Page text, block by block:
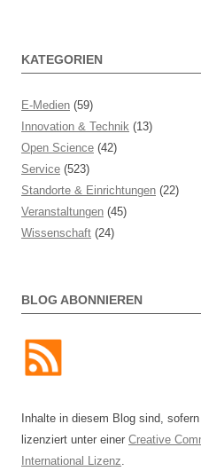
KATEGORIEN
E-Medien (59)
Innovation & Technik (13)
Open Science (42)
Service (523)
Standorte & Einrichtungen (22)
Veranstaltungen (45)
Wissenschaft (24)
BLOG ABONNIEREN
Inhalte in diesem Blog sind,
lizenziert unter einer Creative
International Lizenz